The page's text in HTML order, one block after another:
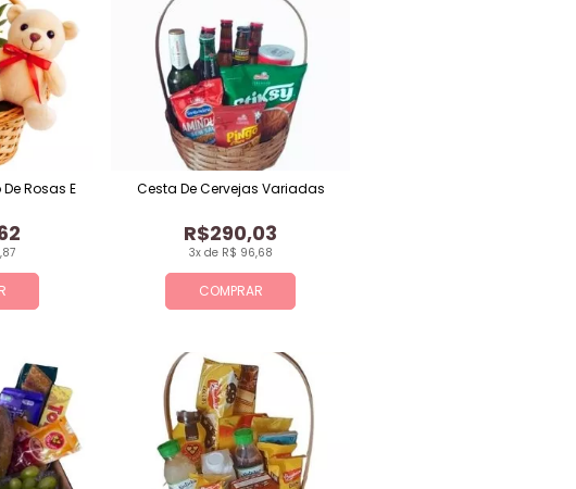
Rosas E
COMPRAR
3x de R$ 96,68
R$290,03
Cesta De Cervejas Variadas